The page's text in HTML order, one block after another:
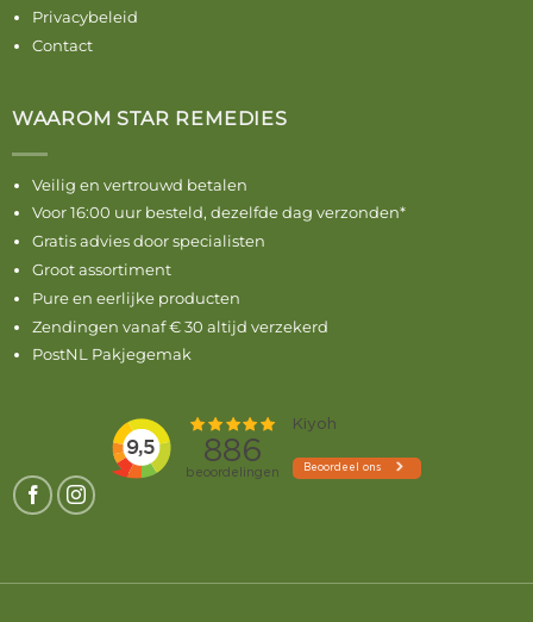
Privacybeleid
Contact
WAAROM STAR REMEDIES
Veilig en vertrouwd betalen
Voor 16:00 uur besteld, dezelfde dag verzonden*
Gratis advies door specialisten
Groot assortiment
Pure en eerlijke producten
Zendingen vanaf € 30 altijd verzekerd
PostNL Pakjegemak